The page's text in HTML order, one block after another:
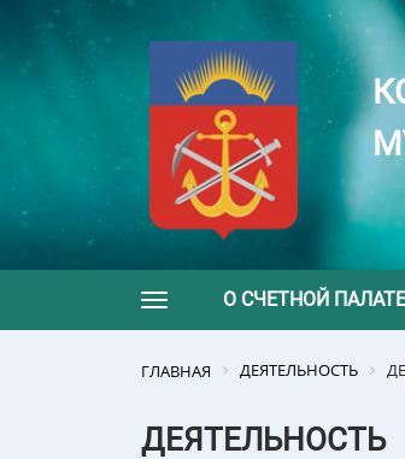
Toggle navigation
О СЧЕТНОЙ ПАЛАТЕ
ГЛАВНАЯ ДЕЯТЕЛЬНОСТЬ
ДЕЯТЕЛЬНОСТЬ